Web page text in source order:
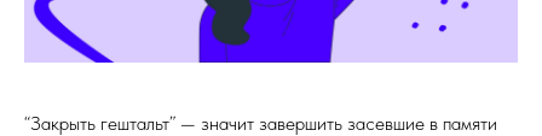
“Закрыть гештальт” — значит завершить засевшие в памяти